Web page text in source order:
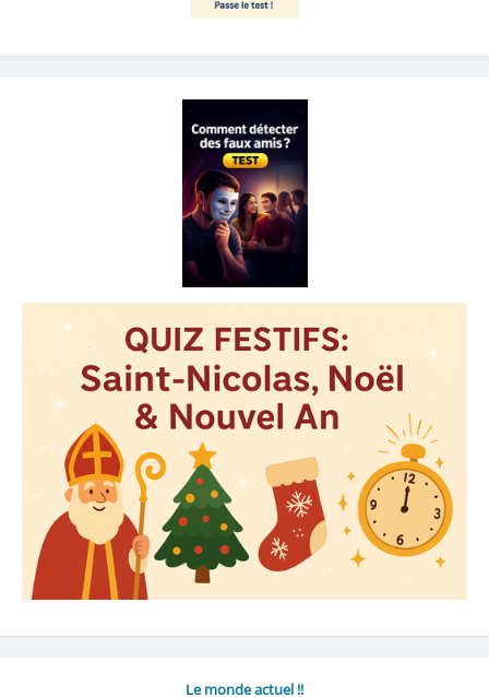
Le monde actuel !!